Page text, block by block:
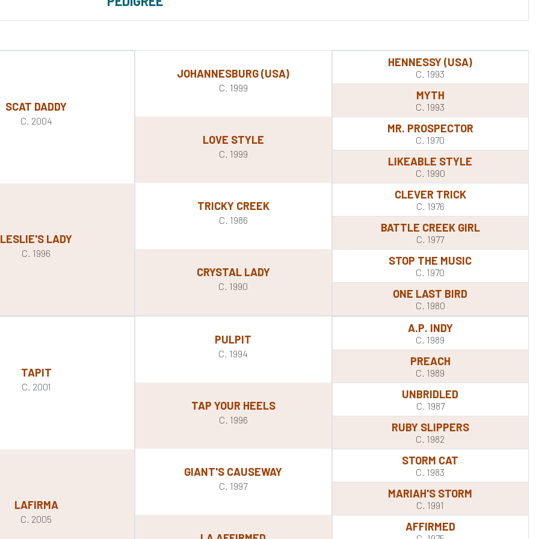
SCAT DADDY
C. 2004
LESLIE'S LADY
C. 1996
JOHANNESBURG (USA)
C. 1999
LOVE STYLE
C. 1999
TRICKY CREEK
C. 1986
CRYSTAL LADY
C. 1990
HENNESSY (USA)
C. 1993
MYTH
C. 1993
MR. PROSPECTOR
C. 1970
LIKEABLE STYLE
C. 1990
CLEVER TRICK
C. 1976
BATTLE CREEK GIRL
C. 1977
STOP THE MUSIC
C. 1970
ONE LAST BIRD
C. 1980
TAPIT
C. 2001
LAFIRMA
C. 2005
PULPIT
C. 1994
TAP YOUR HEELS
C. 1996
GIANT'S CAUSEWAY
C. 1997
A.P. INDY
C. 1989
PREACH
C. 1989
UNBRIDLED
C. 1987
RUBY SLIPPERS
C. 1982
STORM CAT
C. 1983
MARIAH'S STORM
C. 1991
AFFIRMED